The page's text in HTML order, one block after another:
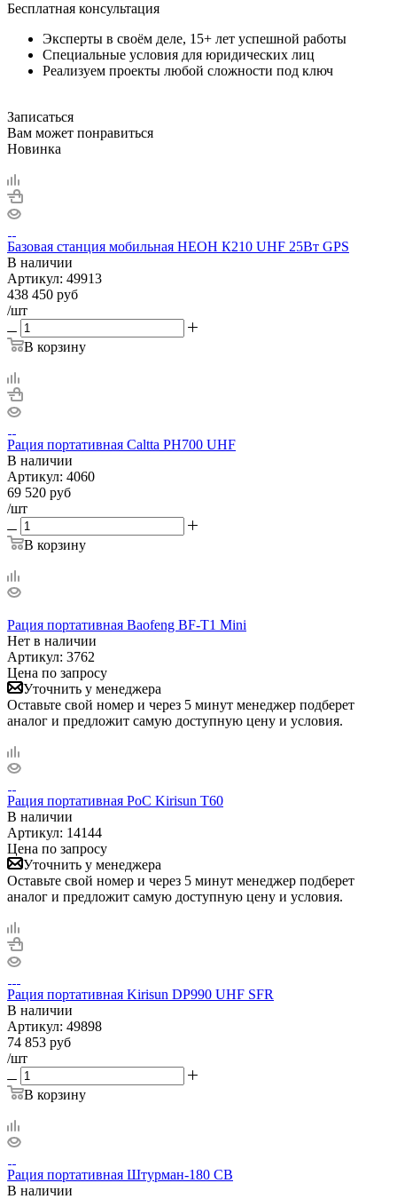
Бесплатная консультация
Эксперты в своём деле, 15+ лет успешной работы
Специальные условия для юридических лиц
Реализуем проекты любой сложности под ключ
Записаться
Вам может понравиться
Новинка
Базовая станция мобильная НЕОН К210 UHF 25Вт GPS
В наличии
Артикул: 49913
438 450 руб
/шт
В корзину
Рация портативная Caltta PH700 UHF
В наличии
Артикул: 4060
69 520 руб
/шт
В корзину
Рация портативная Baofeng BF-T1 Mini
Нет в наличии
Артикул: 3762
Цена по запросу
Уточнить у менеджера
Оставьте свой номер и через 5 минут менеджер подберет
аналог и предложит самую доступную цену и условия.
Рация портативная PoC Kirisun T60
В наличии
Артикул: 14144
Цена по запросу
Уточнить у менеджера
Оставьте свой номер и через 5 минут менеджер подберет
аналог и предложит самую доступную цену и условия.
Рация портативная Kirisun DP990 UHF SFR
В наличии
Артикул: 49898
74 853 руб
/шт
В корзину
Рация портативная Штурман-180 СВ
В наличии